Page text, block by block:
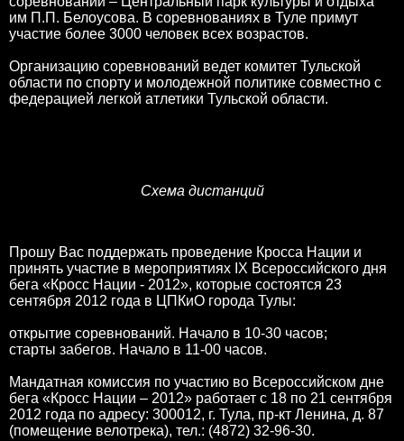
им П.П. Белоусова. В соревнованиях в Туле примут
участие более 3000 человек всех возрастов.
Организацию соревнований ведет комитет Тульской
области по спорту и молодежной политике совместно с
федерацией легкой атлетики Тульской области.
Схема дистанций
Прошу Вас поддержать проведение Кросса Нации и
принять участие в мероприятиях IX Всероссийского дня
бега «Кросс Нации - 2012», которые состоятся 23
сентября 2012 года в ЦПКиО города Тулы:
открытие соревнований. Начало в 10-30 часов;
старты забегов. Начало в 11-00 часов.
Мандатная комиссия по участию во Всероссийском дне
бега «Кросс Нации – 2012» работает с 18 по 21 сентября
2012 года по адресу: 300012, г. Тула, пр-кт Ленина, д. 87
(помещение велотрека), тел.: (4872) 32-96-30.